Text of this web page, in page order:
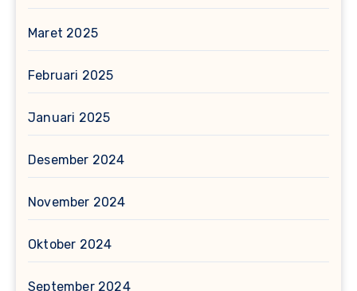
Maret 2025
Februari 2025
Januari 2025
Desember 2024
November 2024
Oktober 2024
September 2024